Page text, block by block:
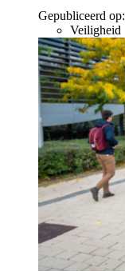
Gepubliceerd op:
Veiligheid